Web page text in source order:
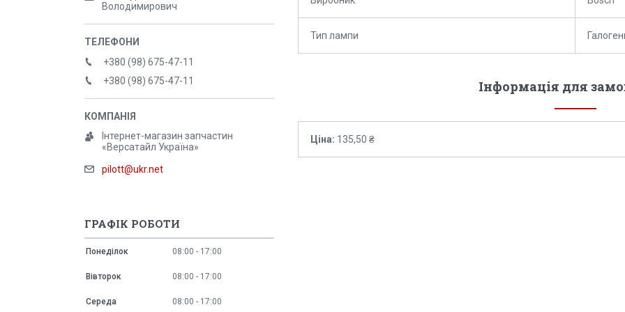
Тип лампи
Інформація для
Ціна: 135,50 ₴
Володимирович
+380 (98) 675-47-11
+380 (98) 675-47-11
Інтернет-магазин запчастин
«Версатайл Україна»
pilott@ukr.net
ГРАФІК РОБОТИ
Понеділок 08:00 17:00
Вівторок 08:00 17:00
Середа 08:00 17:00